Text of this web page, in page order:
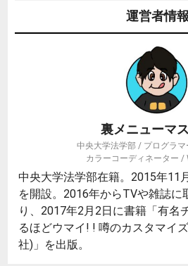
運営者情報
裏メニューマ
中央大学法学部 / プログラ
カラーコーディネーター /
中央大学法学部在籍。2015年11
を開設。2016年からTVや雑誌に
り、2017年2月2日に書籍「有名
るほどウマイ! ! 噂のカスタマイ
社)」を出版。